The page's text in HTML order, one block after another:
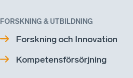
FORSKNING & UTBILDNING
Forskning och Innovation
Kompetensförsörjning